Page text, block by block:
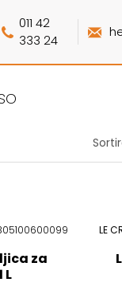
011 42
333 24
za
L
LE